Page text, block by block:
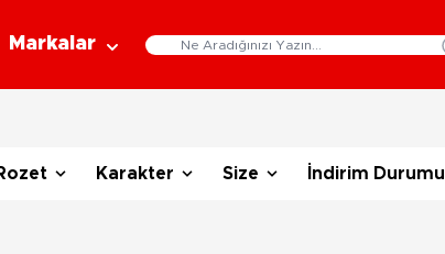
Bilim Setleri
Moda Bebekler
Markalar
Karakter Size İndirim Durumu